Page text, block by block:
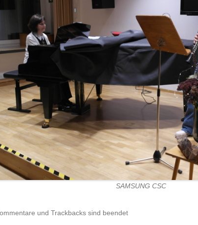
SAMSUNG CSC
und Trackbacks sind beendet